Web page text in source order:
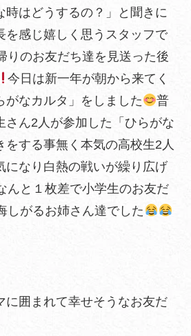
時はどうするの？」と聞きに
を感じ嬉しく思うスタッフで
りのお友だち達を見送った後
今日は新一年が朝から来てく
がなカルタ」をしました
普
さん2人が参加した「ひらがな
をする事無く本気の高校生2人
になり白熱の戦いが繰り広げ
んと１枚差で小学生のお友だ
しがるお姉さん達でした
に囲まれて幸せそうなお友だ